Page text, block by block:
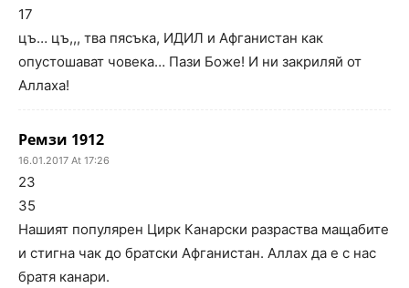
17
цъ… цъ,,, тва пясъка, ИДИЛ и Афганистан как
опустошават човека… Пази Боже! И ни закриляй от
Аллаха!
Ремзи 1912
16.01.2017 At 17:26
23
35
Нашият популярен Цирк Канарски разраства мащабите
и стигна чак до братски Афганистан. Аллах да е с нас
братя канари.